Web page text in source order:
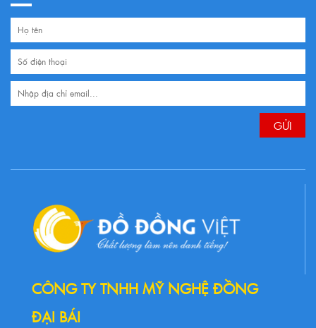
CÔNG TY TNHH MỸ NGHỆ ĐỒNG
ĐẠI BÁI